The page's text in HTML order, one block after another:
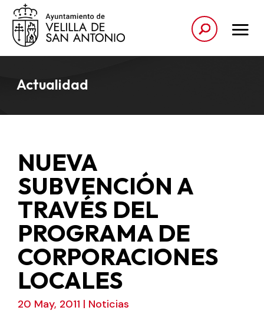
Actualidad
NUEVA
SUBVENCIÓN A
TRAVÉS DEL
PROGRAMA DE
CORPORACIONES
LOCALES
20 May, 2011 | Noticias